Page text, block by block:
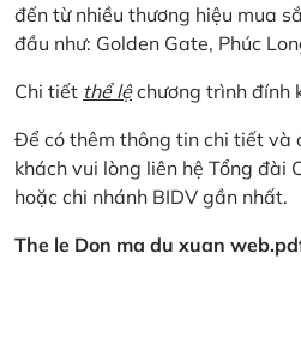
đến từ nhiều thương hiệu mua
đầu như: Golden Gate, Phúc
Chi tiết thể lệchương trình đính
Để có thêm thông tin chi tiết và
khách vui lòng liên hệ Tổng đài
hoặc chi nhánh BIDV gần nhất.
The le Don ma du xuan